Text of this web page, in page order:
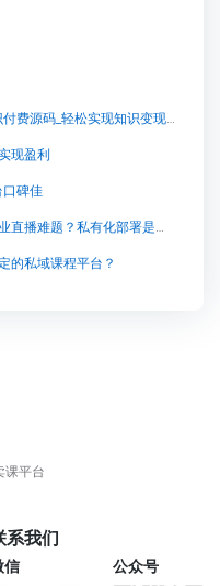
知识付费源码_轻松实现知识变现【知识付费源码_轻松实现知识变现知识付费系统系统怎么制作，知识付费系统搭建使用教程】
现盈利
口碑佳
私域直播系统如何解决大健康、国学行业直播难题？私有化部署是关键
的私域课程平台？
课平台
系我们
信 公众号